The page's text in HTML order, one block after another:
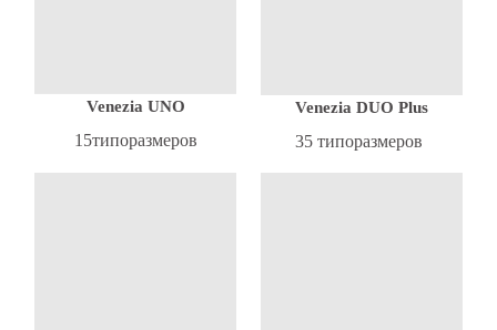
Venezia UNO
15типоразмеров
Venezia DUO Plus
35 типоразмеров